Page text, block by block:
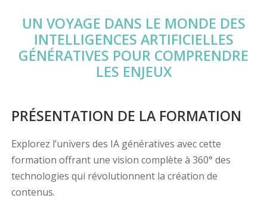
UN VOYAGE DANS LE MONDE DES
INTELLIGENCES ARTIFICIELLES
GÉNÉRATIVES POUR COMPRENDRE
LES ENJEUX
PRÉSENTATION DE LA FORMATION
Explorez l’univers des IA génératives avec cette
formation offrant une vision complète à 360° des
technologies qui révolutionnent la création de
contenus.